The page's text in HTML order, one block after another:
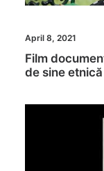
April 8, 2021
Film
de sine etnică